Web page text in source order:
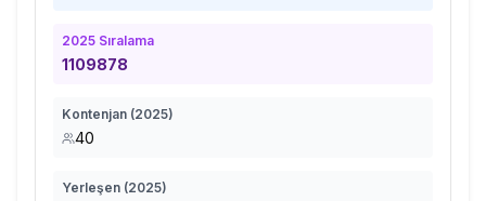
2025 Sıralama
1109878
Kontenjan (2025)
40
Yerleşen (2025)